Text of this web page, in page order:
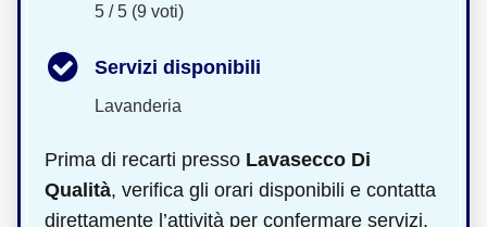
5 / 5 (9 voti)
Servizi disponibili
Lavanderia
Prima di recarti presso Lavasecco Di
Qualità, verifica gli orari disponibili e contatta
direttamente l’attività per confermare servizi,